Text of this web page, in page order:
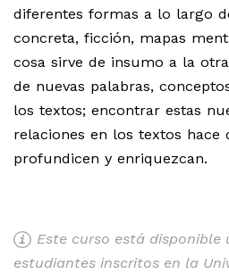
diferentes formas a lo largo
concreta, ficción, mapas
cosa sirve de insumo a la
de nuevas palabras,
los textos; encontrar estas
relaciones en los textos hace
profundicen y enriquezcan.
Este curso está disponible
estudiantes inscritos en la